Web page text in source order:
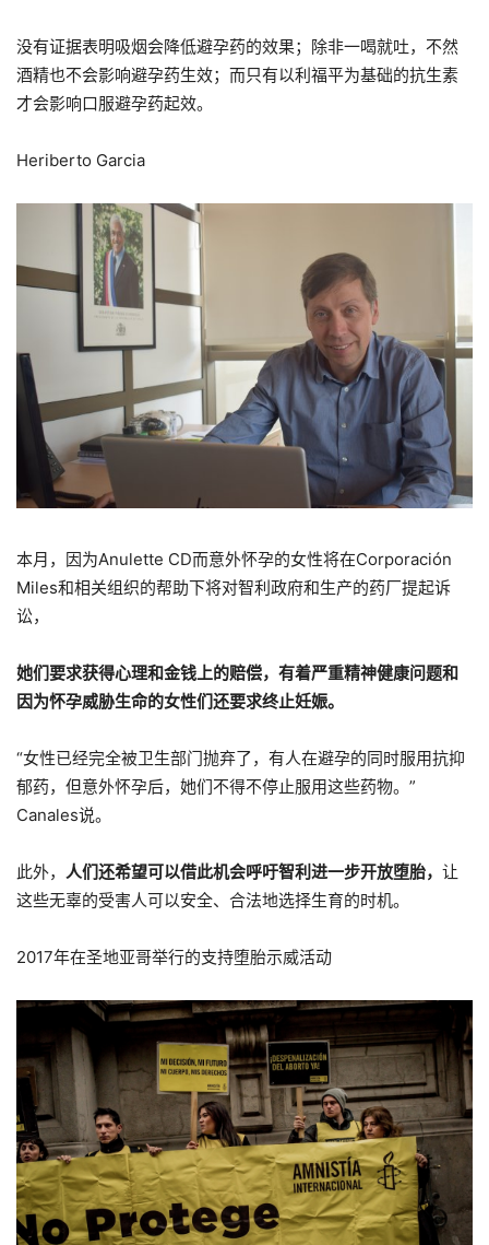
没有证据表明吸烟会降低避孕药的效果；除非一喝就吐，不然
酒精也不会影响避孕药生效；而只有以利福平为基础的抗生素
才会影响口服避孕药起效。
Heriberto Garcia
本月，因为Anulette CD而意外怀孕的女性将在Corporación
Miles和相关组织的帮助下将对智利政府和生产的药厂提起诉
讼，
她们要求获得心理和金钱上的赔偿，有着严重精神健康问题和
因为怀孕威胁生命的女性们还要求终止妊娠。
“女性已经完全被卫生部门抛弃了，有人在避孕的同时服用抗抑
郁药，但意外怀孕后，她们不得不停止服用这些药物。”
Canales说。
此外， 人们还希望可以借此机会呼吁智利进一步开放堕胎， 让
这些无辜的受害人可以安全、合法地选择生育的时机。
2017年在圣地亚哥举行的支持堕胎示威活动